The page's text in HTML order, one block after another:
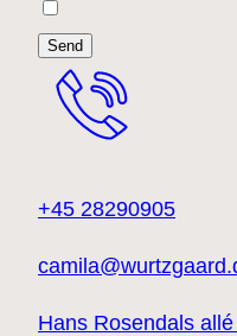
Send
+45 28290905
Hans Rosendals